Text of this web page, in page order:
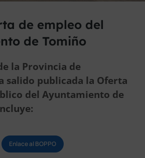
de empleo del
de Tomiño
la Provincia de
salido publicada la Oferta
del Ayuntamiento de
Enlace al BOPPO